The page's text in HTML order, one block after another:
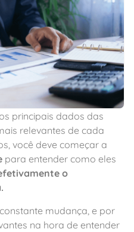
principais dados das
relevantes de cada
você deve começar a
para entender como eles
o
mudança, e por
na hora de entender